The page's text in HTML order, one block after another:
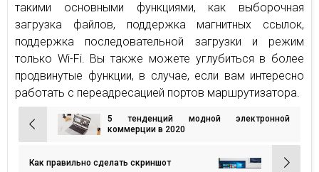
такими основными функциями, как выборочная
загрузка файлов, поддержка магнитных ссылок,
поддержка последовательной загрузки и режим
только Wi-Fi. Вы также можете углубиться в более
продвинутые функции, в случае, если вам интересно
работать с переадресацией портов маршрутизатора.
Навигация
по
записям
5 тенденций модной электронной
коммерции в 2020
Как правильно сделать скриншот